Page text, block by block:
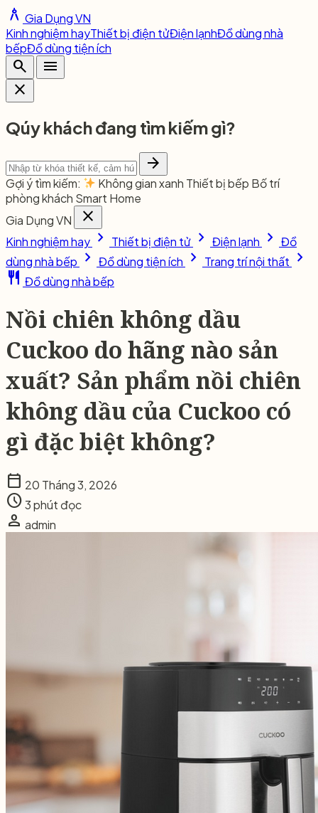
architecture Gia Dụng VN
Kinh nghiệm hayThiết bị điện tửĐiện lạnhĐồ dùng nhà
bếpĐồ dùng tiện ích
search
menu
close
Qúy khách đang tìm kiếm gì?
arrow_forward
Gợi ý tìm kiếm: Không gian xanh Thiết bị bếp Bố trí
phòng khách Smart Home
Gia Dụng VN
close
Kinh nghiệm hay chevron_right Thiết bị điện tử chevron_right Điện lạnh chevron_right Đồ
dùng nhà bếp chevron_right Đồ dùng tiện ích chevron_right Trang trí nội thất chevron_right
restaurant Đồ dùng nhà bếp
Nồi chiên không dầu
Cuckoo do hãng nào sản
xuất? Sản phẩm nồi chiên
không dầu của Cuckoo có
gì đặc biệt không?
calendar_today 20 Tháng 3, 2026
schedule3 phút đọc
person admin